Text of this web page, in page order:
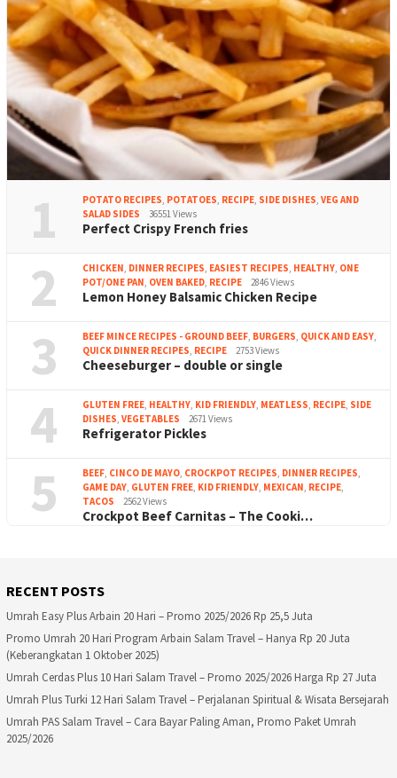
1 POTATO RECIPES POTATOES RECIPE SIDE DISHES VEG AND
SALAD SIDES
36551 Views
Perfect Crispy French fries
2 CHICKEN DINNER RECIPES EASIEST RECIPES HEALTHY ONE
POT/ONE PAN OVEN BAKED RECIPE 2846 Views
Lemon Honey Balsamic Chicken Recipe
3 BEEF MINCE RECIPES - GROUND BEEF BURGERS QUICK AND EASY
QUICK DINNER RECIPES RECIPE 2753 Views
Cheeseburger – double or single
4 GLUTEN FREE HEALTHY KID FRIENDLY MEATLESS RECIPE SIDE
DISHES VEGETABLES 2671 Views
Refrigerator Pickles
5 BEEF CINCO DE MAYO CROCKPOT RECIPES DINNER RECIPES
GAME DAY GLUTEN FREE KID FRIENDLY MEXICAN RECIPE
TACOS
2562 Views
Crockpot Beef Carnitas – The Cooki…
RECENT POSTS
Umrah Easy Plus Arbain 20 Hari – Promo 2025/2026 Rp 25,5 Juta
Promo Umrah 20 Hari Program Arbain Salam Travel – Hanya Rp 20 Juta
(Keberangkatan 1 Oktober 2025)
Umrah Cerdas Plus 10 Hari Salam Travel – Promo 2025/2026 Harga Rp 27 Juta
Umrah Plus Turki 12 Hari Salam Travel – Perjalanan Spiritual & Wisata Bersejarah
Umrah PAS Salam Travel – Cara Bayar Paling Aman, Promo Paket Umrah
2025/2026